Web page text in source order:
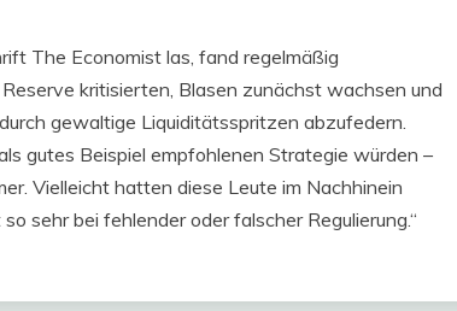
The Economist las, fand regelmäßig
kritisierten, Blasen zunächst wachsen und
gewaltige Liquiditätsspritzen abzufedern.
gutes Beispiel empfohlenen Strategie würden –
Vielleicht hatten diese Leute im Nachhinein
sehr bei fehlender oder falscher Regulierung.“